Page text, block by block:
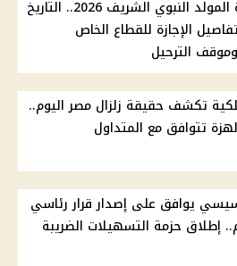
موعد إجازة المولد النبوي الشريف 2026.. التاريخ
الإجازة للقطاع الخاص
الترحيل
تكشف حقيقة زلزال مصر اليوم..
تتوافق مع المتداول
يوافق على إصدار قرار رئاسي
إطلاق حزمة التسهيلات الضريبة